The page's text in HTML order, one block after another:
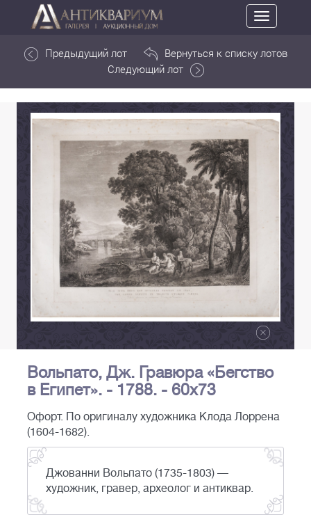
Toggle
navigation
Предыдущий лот
Вернуться к списку лотов
Следующий лот
Вольпато, Дж. Гравюра «Бегство
в Египет». - 1788. - 60х73
Офорт. По оригиналу художника Клода Лоррена
(1604-1682).
Джованни Вольпато (1735-1803) —
художник, гравер, археолог и антиквар.